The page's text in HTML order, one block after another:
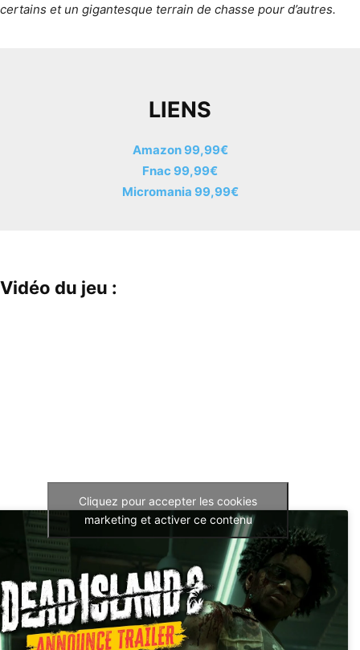
certains et un gigantesque terrain de chasse pour d’autres.
LIENS
Amazon 99,99€
Fnac 99,99€
Micromania 99,99€
Vidéo du jeu :
Cliquez pour accepter les cookies
marketing et activer ce contenu